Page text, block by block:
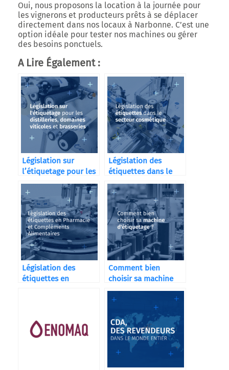
Oui, nous proposons la location à la journée pour
les vignerons et producteurs prêts à se déplacer
directement dans nos locaux à Narbonne. C’est une
option idéale pour tester nos machines ou gérer
des besoins ponctuels.
A Lire Également :
Législation sur
l’étiquetage pour les
distilleries
Législation des
étiquettes dans le
secteur cosmétique
Législation des
étiquettes en
Comment bien
choisir sa machine
d’étiquetage ?